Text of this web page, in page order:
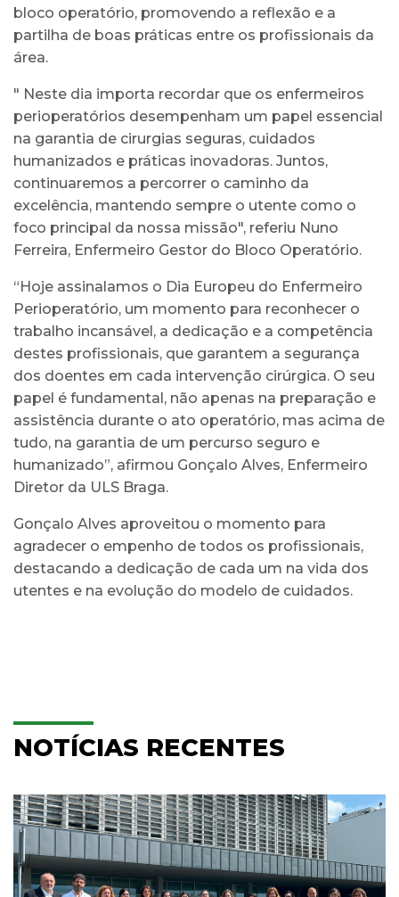
bloco operatório, promovendo a reflexão e a
partilha de boas práticas entre os profissionais da
área.
" Neste dia importa recordar que os enfermeiros
perioperatórios desempenham um papel essencial
na garantia de cirurgias seguras, cuidados
humanizados e práticas inovadoras. Juntos,
continuaremos a percorrer o caminho da
excelência, mantendo sempre o utente como o
foco principal da nossa missão", referiu Nuno
Ferreira, Enfermeiro Gestor do Bloco Operatório.
“Hoje assinalamos o Dia Europeu do Enfermeiro
Perioperatório, um momento para reconhecer o
trabalho incansável, a dedicação e a competência
destes profissionais, que garantem a segurança
dos doentes em cada intervenção cirúrgica. O seu
papel é fundamental, não apenas na preparação e
assistência durante o ato operatório, mas acima de
tudo, na garantia de um percurso seguro e
humanizado”, afirmou Gonçalo Alves, Enfermeiro
Diretor da ULS Braga.
Gonçalo Alves aproveitou o momento para
agradecer o empenho de todos os profissionais,
destacando a dedicação de cada um na vida dos
utentes e na evolução do modelo de cuidados.
NOTÍCIAS RECENTES